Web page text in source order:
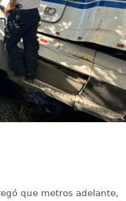
que metros adelante,